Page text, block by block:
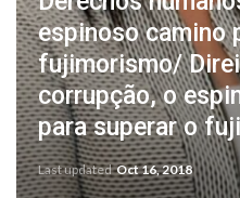
espinoso camino
fujimorismo/
corrupção, o
para superar o
Last updatedOct 16, 2018